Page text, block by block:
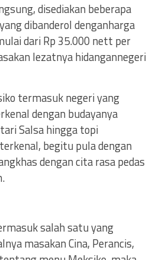
disediakan beberapa
dibanderol denganharga
dari Rp 35.000 nett per
lezatnya hidangannegeri
termasuk negeri yang
dengan budayanya
Salsa hingga topi
begitu pula dengan
dengan cita rasa pedas
salah satu yang
masakan Cina, Perancis,